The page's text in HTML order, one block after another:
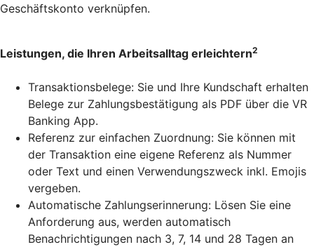
Geschäftskonto verknüpfen.
Leistungen, die Ihren Arbeitsalltag erleichtern2
Transaktionsbelege: Sie und Ihre Kundschaft erhalten
Belege zur Zahlungsbestätigung als PDF über die VR
Banking App.
Referenz zur einfachen Zuordnung: Sie können mit
der Transaktion eine eigene Referenz als Nummer
oder Text und einen Verwendungszweck inkl. Emojis
vergeben.
Automatische Zahlungserinnerung: Lösen Sie eine
Anforderung aus, werden automatisch
Benachrichtigungen nach 3, 7, 14 und 28 Tagen an